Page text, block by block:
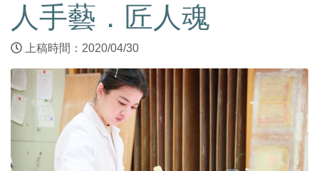
人手藝．匠人魂
上稿時間：2020/04/30